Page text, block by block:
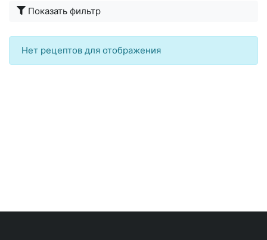
Показать фильтр
Нет рецептов для отображения